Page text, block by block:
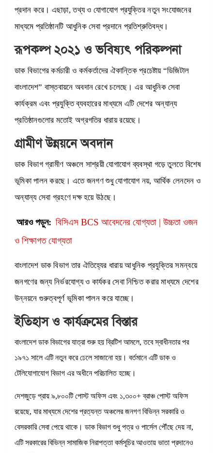
প্রদান করে। এছাড়া, তথ্য ও যোগাযোগ প্রযুক্তির নতুন সংযোজনের
মাধ্যমে প্রতিষ্ঠানটি আধুনিক সেবা প্রদানে প্রতিশ্রুতিবদ্ধ।
রূপকল্প ২০২১ ও ভবিষ্যৎ পরিকল্পনা
ডাক বিভাগের কর্মচারী ও কর্মকর্তাদের ঐকান্তিক প্রচেষ্টায় “ডিজিটাল
বাংলাদেশ” বাস্তবায়নে অবদান রেখে চলেছে। এর আধুনিক সেবা
কার্যক্রম এবং প্রযুক্তি ব্যবহারের মাধ্যমে এটি দেশের অন্যান্য
প্রতিষ্ঠানগুলোর মতোই অগ্রগতির ধারায় রয়েছে।
গ্রামীণ উন্নয়নে অবদান
ডাক বিভাগ গ্রামীণ অঞ্চলে সাশ্রয়ী যোগাযোগ ব্যবস্থা গড়ে তুলতে বিশেষ
ভূমিকা পালন করছে। এতে জনগণ শুধু যোগাযোগ নয়, আর্থিক লেনদেন ও
অন্যান্য সেবা গ্রহণে দক্ষ হয়ে উঠছে।
আরও পড়ুন: বিসিএস BCS আবেদনের যোগ্যতা | উচ্চতা ওজন
ও শিক্ষাগত যোগ্যতা
বাংলাদেশ ডাক বিভাগ তার ঐতিহ্যের ধারায় আধুনিক প্রযুক্তির সমন্বয়ে
জনগণের জন্য নির্ভরযোগ্য ও কার্যকর সেবা নিশ্চিত করার মাধ্যমে দেশের
উন্নয়নে গুরুত্বপূর্ণ ভূমিকা পালন করে যাচ্ছে।
ইতিহাস ও কার্যক্রমের বিস্তার
বাংলাদেশ ডাক বিভাগের যাত্রা শুরু হয় ব্রিটিশ আমলে, তবে স্বাধীনতার পর
১৯৭১ সালে এটি নতুন করে ঢেলে সাজানো হয়। বর্তমানে এটি ডাক ও
টেলিযোগাযোগ বিভাগ এর অধীনে পরিচালিত হচ্ছে।
দেশজুড়ে প্রায় ৯,৮০০টি পোস্ট অফিস এবং ১,৩০০+ ব্রাঞ্চ পোস্ট অফিস
রয়েছে, যার মাধ্যমে দেশের প্রত্যন্ত অঞ্চলের জনগণ বিভিন্ন সরকারি ও
বেসরকারি সেবা পেয়ে থাকে। ডাক বিভাগ শুধু পত্র ও পার্সেল পৌঁছে দেয় না,
এটি সরকারের বিভিন্ন সামাজিক নিরাপত্তা কর্মসূচির আওতায় ভাতা প্রদানেও